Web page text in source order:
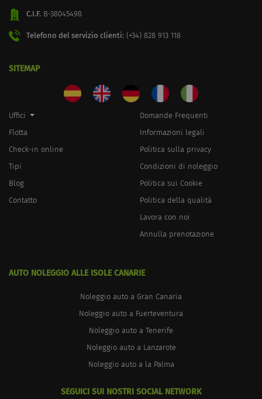
C.I.F. B-38045498
Telefono del servizio clienti: (+34) 828 913 118
SITEMAP
Uffici
Flotta
Check-in online
Tipi
Blog
Contatto
Domande Frequenti
Informazioni legali
Politica sulla privacy
Condizioni di noleggio
Politica sui Cookie
Politica della qualità
Lavora con noi
Annulla prenotazione
AUTO NOLEGGIO ALLE ISOLE CANARIE
Noleggio auto a Gran Canaria
Noleggio auto a Fuerteventura
Noleggio auto a Tenerife
Noleggio auto a Lanzarote
Noleggio auto a la Palma
SEGUICI SUI NOSTRI SOCIAL NETWORK